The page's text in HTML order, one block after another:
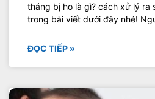
tháng bị ho là gì? cách xử lý ra
trong bài viết dưới đây nhé!
ĐỌC TIẾP »